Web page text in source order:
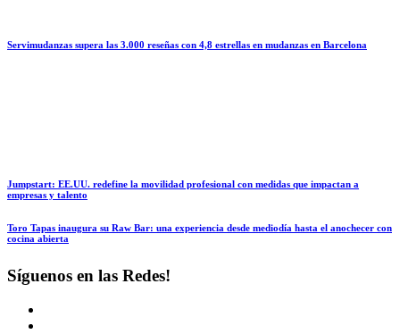
Servimudanzas supera las 3.000 reseñas con 4,8 estrellas en mudanzas en Barcelona
Jumpstart: EE.UU. redefine la movilidad profesional con medidas que impactan a
empresas y talento
Toro Tapas inaugura su Raw Bar: una experiencia desde mediodía hasta el anochecer con
cocina abierta
Síguenos en las Redes!